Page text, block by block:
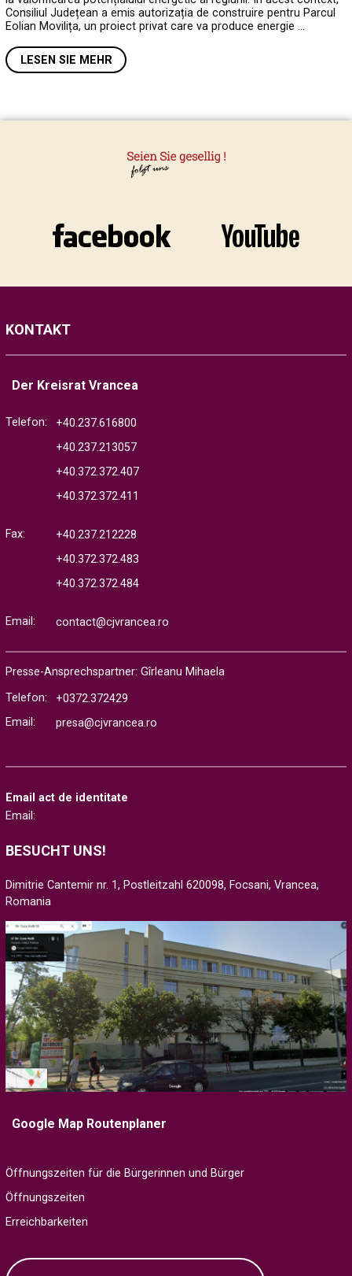
Consiliul Județean a emis autorizația de construire pentru Parcul
Eolian Movilița, un proiect privat care va produce energie …
LESEN SIE MEHR
KONTAKT
Der Kreisrat Vrancea
Telefon:
+40.237.616800
+40.237.213057
+40.372.372.407
+40.372.372.411
Fax:
+40.237.212228
+40.372.372.483
+40.372.372.484
Email: contact@cjvrancea.ro
Presse-Ansprechspartner: Gîrleanu Mihaela
Telefon:
+0372.372429
Email:
presa@cjvrancea.ro
Email act de identitate
Email:
BESUCHT UNS!
Dimitrie Cantemir nr. 1, Postleitzahl 620098, Focsani, Vrancea,
Romania
Google Map Routenplaner
Öffnungszeiten für die Bürgerinnen und Bürger
Öffnungszeiten
Erreichbarkeiten